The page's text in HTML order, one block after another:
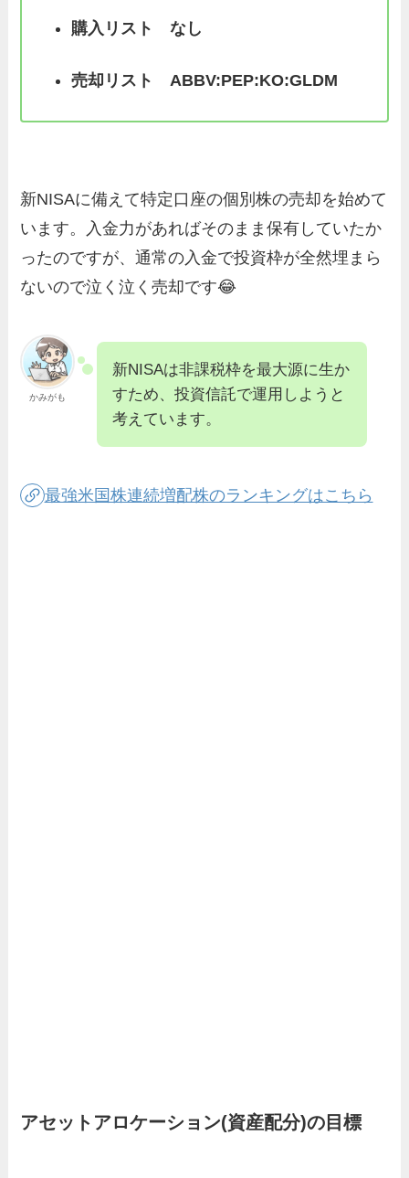
購入リスト なし
売却リスト ABBV:PEP:KO:GLDM
新NISAに備えて特定口座の個別株の売却を始めて
います。入金力があればそのまま保有していたか
ったのですが、通常の入金で投資枠が全然埋まら
ないので泣く泣く売却です😂
かみがも
新NISAは非課税枠を最大源に生か
すため、投資信託で運用しようと
考えています。
最強米国株連続増配株のランキングはこちら
アセットアロケーション(資産配分)の目標